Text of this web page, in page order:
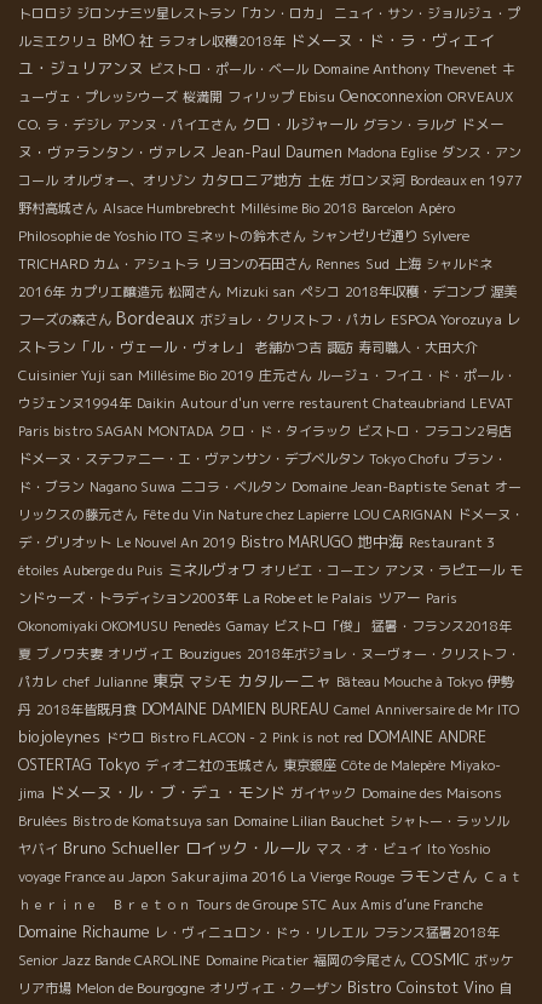
トロロジ ジロンナ三ツ星レストラン「カン・ロカ」
ニュイ・サン・ジョルジュ・プ
ルミエクリュ BMO 社 ラフォレ収穫2018年 ドメーヌ・ド・ラ・ヴィエイ
ユ・ジュリアンヌ ビストロ・ポール・ベール Domaine Anthony Thevenet キ
ューヴェ・プレッシウーズ 桜満開 フィリップ Ebisu Oenoconnexion ORVEAUX
CO. ラ・デジレ アンヌ・パイエさん クロ・ルジャール グラン・ラルグ ドメー
ヌ・ヴァランタン・ヴァレス Jean-Paul Daumen Madona Eglise ダンス・アン
コール オルヴォー、オリゾン カタロニア地方 土佐 ガロンヌ河 Bordeaux en 1977
野村高城さん Alsace Humbrebrecht Millésime Bio 2018 Barcelon Apéro
Philosophie de Yoshio ITO ミネットの鈴木さん シャンゼリゼ通り Sylvere
TRICHARD カム・アシュトラ リヨンの石田さん Rennes Sud 上海 シャルドネ
2016年 カプリエ醸造元 松岡さん Mizuki san ペシコ 2018年収穫・デコンブ 渥美
フーズの森さん Bordeaux ボジョレ・クリストフ・パカレ ESPOA Yorozuya レ
ストラン「ル・ヴェール・ヴォレ」
老舗かつ吉 諏訪 寿司職人・大田大介
Cuisinier Yuji san Millésime Bio 2019 庄元さん ルージュ・フイユ・ド・ポール・
ウジェンヌ1994年 Daikin Autour d'un verre restaurent Chateaubriand LEVAT
Paris bistro SAGAN MONTADA クロ・ド・タイラック ビストロ・フラコン2号店
ドメーヌ・ステファニー・エ・ヴァンサン・デブベルタン Tokyo Chofu ブラン・
ド・ブラン Nagano Suwa ニコラ・ベルタン Domaine Jean-Baptiste Senat オー
リックスの藤元さん Fête du Vin Nature chez Lapierre LOU CARIGNAN ドメーヌ・
デ・グリオット Le Nouvel An 2019 Bistro MARUGO 地中海 Restaurant 3
étoiles Auberge du Puis ミネルヴォワ オリビエ・コーエン アンヌ・ラピエール モ
ンドゥーズ・トラディション2003年 La Robe et le Palais ツアー Paris
Okonomiyaki OKOMUSU Penedès Gamay ビストロ「俊」
猛暑・フランス2018年
夏 ブノワ夫妻 オリヴィエ Bouzigues 2018年ボジョレ・ヌーヴォー・クリストフ・
パカレ chef Julianne 東京 マシモ カタルーニャ Bâteau Mouche à Tokyo 伊勢
丹 2018年皆既月食 DOMAINE DAMIEN BUREAU Camel Anniversaire de Mr ITO
biojoleynes ドウロ Bistro FLACON - 2 Pink is not red DOMAINE ANDRE
OSTERTAG Tokyo ディオニ社の玉城さん 東京銀座 Côte de Malepère Miyako-
jima ドメーヌ・ル・ブ・デュ・モンド ガイヤック Domaine des Maisons
Brulées Bistro de Komatsuya san Domaine Lilian Bauchet シャトー・ラッソル
ヤバイ Bruno Schueller ロイック・ルール マス・オ・ビュイ Ito Yoshio
voyage France au Japon Sakurajima 2016 La Vierge Rouge ラモンさん Ｃａｔ
ｈｅｒｉｎｅ Ｂｒｅｔｏｎ Tours de Groupe STC Aux Amis d’une Franche
Domaine Richaume レ・ヴィニュロン・ドゥ・リレエル フランス猛暑2018年
Senior Jazz Bande CAROLINE Domaine Picatier 福岡の今尾さん COSMIC ボッケ
リア市場 Melon de Bourgogne オリヴィエ・クーザン Bistro Coinstot Vino 自